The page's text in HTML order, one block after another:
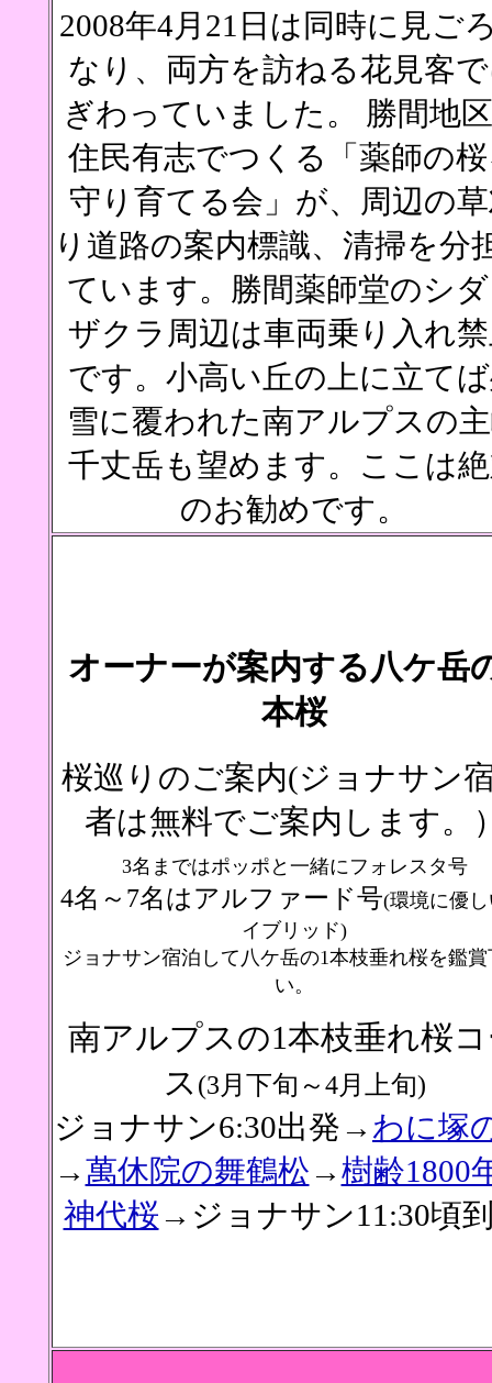
2008年4月21日は同時に見ご
なり、両方を訪ねる花見客
ぎわっていました。 勝間地
住民有志でつくる「薬師の
守り育てる会」が、周辺の
り道路の案内標識、清掃を分
ています。勝間薬師堂のシ
ザクラ周辺は車両乗り入れ
です。小高い丘の上に立て
雪に覆われた南アルプスの
千丈岳も望めます。ここは
のお勧めです。
オーナーが案内する八ケ岳
本桜
桜巡りのご案内(ジョナサン
者は無料でご案内します。
3名まではポッポと一緒にフォレスタ号
4名～7名はアルファード号(環境に優
イブリッド)
ジョナサン宿泊して八ケ岳の1本枝垂れ桜を鑑賞
い。
南アルプスの1本枝垂れ桜
ス (3月下旬～4月上旬)
ジョナサン6:30出発→ わに塚
→萬休院の舞鶴松 →樹齢1800
神代桜 →ジョナサン11:30頃